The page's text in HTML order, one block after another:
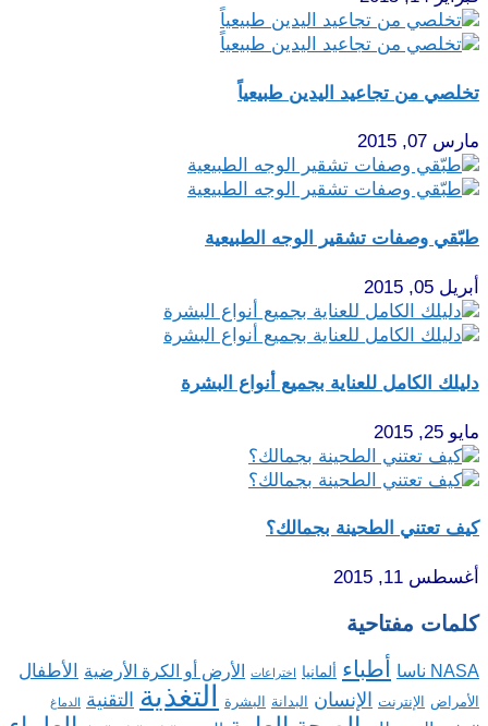
تخلصي من تجاعيد اليدين طبيعياً
مارس 07, 2015
طبّقي وصفات تشقير الوجه الطبيعية
أبريل 05, 2015
دليلك الكامل للعناية بجميع أنواع البشرة
مايو 25, 2015
كيف تعتني الطحينة بجمالك؟
أغسطس 11, 2015
كلمات مفتاحية
NASA ناسا أطباء ألمانيا اختراعات الأرض أو الكرة الأرضية الأطفال
الأمراض الإنترنت الإنسان البدانة البشرة التغذية التقنية الدماغ